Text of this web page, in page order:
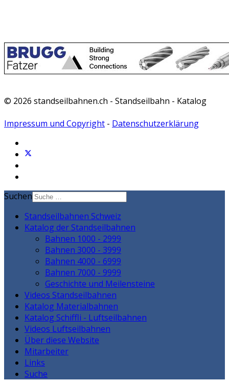
© 2026 standseilbahnen.ch - Standseilbahn - Katalog
Impressum und Copyright - Datenschutzerklärung
Suchen
Standseilbahnen Schweiz
Katalog der Standseilbahnen
Bahnen 1000 - 2999
Bahnen 3000 - 3999
Bahnen 4000 - 6999
Bahnen 7000 - 9999
Geschichte und Meilensteine
Videos Standseilbahnen
Katalog Materialbahnen
Katalog Schiffli - Luftseilbahnen
Videos Luftseilbahnen
Über diese Website
Mitarbeiter
Links
Suche